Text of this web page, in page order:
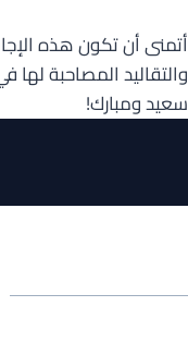
أتمنى أن تكون هذه
والتقاليد المصاحبة
سعيد ومبارك!